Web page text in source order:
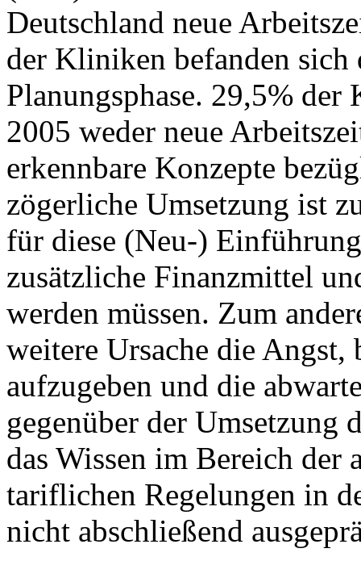
Deutschland neue
der Kliniken befanden
Planungsphase. 29,5%
2005 weder neue
erkennbare Konzepte
zögerliche Umsetzung ist
für diese (Neu-)
zusätzliche Finanzmittel
werden müssen. Zum
weitere Ursache die Angst,
aufzugeben und die
gegenüber der Umsetzung
das Wissen im Bereich der
tariflichen Regelungen in
nicht abschließend